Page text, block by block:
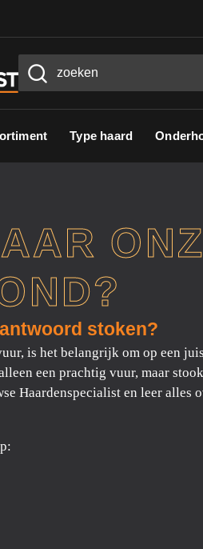
Type haard
stoken?
is het belangrijk om op een
een prachtig vuur, maar
Haardenspecialist en leer alles